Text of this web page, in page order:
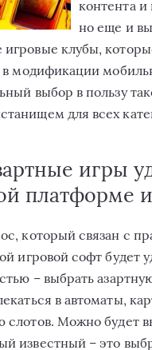
контента и
но еще и
клубы,
модификации
выбор в пользу
для всех
игры
платформе
который связан с
игровой софт
– выбрать
в автоматы,
слотов. Можно будет
известный – это